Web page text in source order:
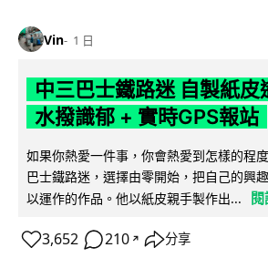
Vin 1 日
中三巴士鐵路迷 自製紙皮
水撥識郁 + 實時GPS報站
如果你熱愛一件事，你會熱愛到怎樣的程
巴士鐵路迷，選擇由零開始，把自己的興
以運作的作品。他以紙皮親手製作出...
3,652 210 ↗ 分享